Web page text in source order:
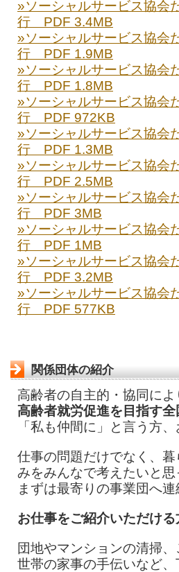
»ソーシャルサービス協
行 PDF 3.4MB
»ソーシャルサービス協
行 PDF 1.9MB
»ソーシャルサービス協
行 PDF 1.8MB
»ソーシャルサービス協
行 PDF 972KB
»ソーシャルサービス協
行 PDF 1.3MB
»ソーシャルサービス協
行 PDF 2.5MB
»ソーシャルサービス協
行 PDF 3MB
»ソーシャルサービス協
行 PDF 1MB
»ソーシャルサービス協
行 PDF 3.2MB
»ソーシャルサービス協
行 PDF 577KB
関係団体の紹介
高齢者の自主的・協同に
高齢者就労促進を目指す
「私も仲間に」と言う方
仕事の問題だけでなく、
みをみんなで考えたいと
まずは最寄りの事業団へ
お仕事をご紹介いただけ
団地やマンションの清掃
世帯の家事の手伝いなど